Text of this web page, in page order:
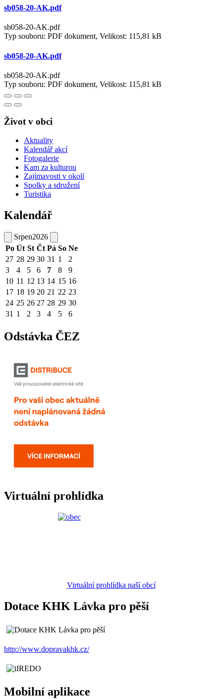
sb058-20-AK.pdf
sb058-20-AK.pdf
Typ souboru: PDF dokument, Velikost: 115,81 kB
sb058-20-AK.pdf
sb058-20-AK.pdf
Typ souboru: PDF dokument, Velikost: 115,81 kB
Život v obci
Aktuality
Kalendář akcí
Fotogalerie
Kam za kulturou
Zajímavosti v okolí
Spolky a sdružení
Turistika
Kalendář
Srpen2026
Po Út St Čt Pá So Ne
27 28 29 30 31 1
2
3
4 5 6 7 8
9
10 11 12 13 14 15 16
17 18 19 20 21 22 23
24 25 26 27 28 29 30
31 1 2 3 4 5 6
Odstávka ČEZ
Virtuální prohlídka
Virtuální prohlídka naší obcí
Dotace KHK Lávka pro pěší
http://www.dopravakhk.cz/
Mobilní aplikace